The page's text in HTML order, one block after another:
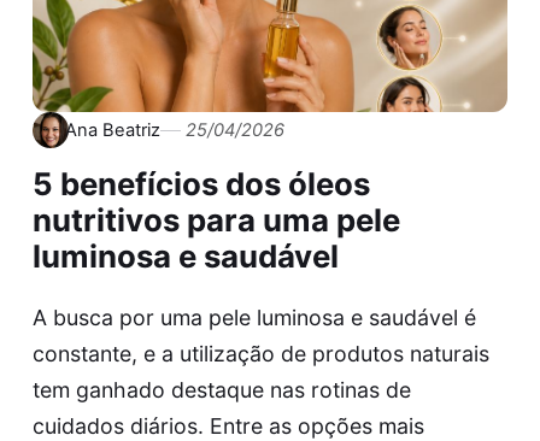
Ana Beatriz 25/04/2026
5 benefícios dos óleos
nutritivos para uma pele
luminosa e saudável
A busca por uma pele luminosa e saudável é
constante, e a utilização de produtos naturais
tem ganhado destaque nas rotinas de
cuidados diários. Entre as opções mais